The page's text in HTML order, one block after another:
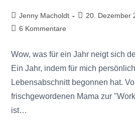
Jenny Macholdt 20. Dezember
6 Kommentare
Wow, was für ein Jahr neigt sich
Ein Jahr, indem für mich
Lebensabschnitt begonnen hat.
frischgewordenen Mama zur
ist…